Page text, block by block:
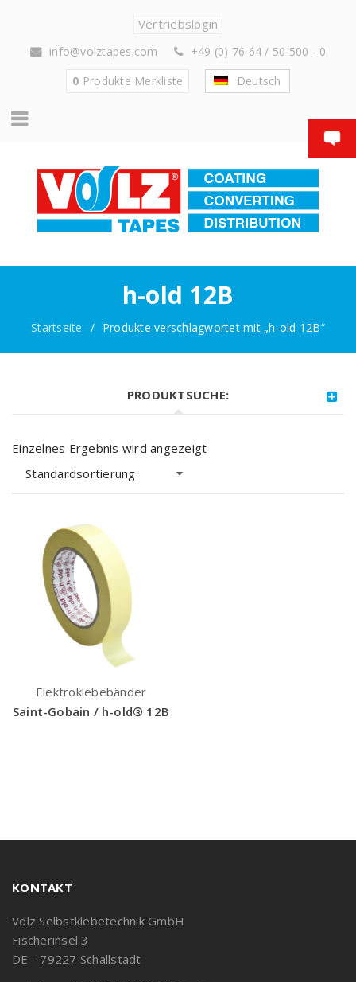
Vertriebslogin
info@volztapes.com
+49 (0) 76 64 / 50 500 - 0
0 Produkte Merkliste Deutsch
h-old 12B
Startseite / Produkte verschlagwortet mit „h-old 12B“
PRODUKTSUCHE:
Einzelnes Ergebnis wird angezeigt
Standardsortierung
Elektroklebebänder
Saint-Gobain / h-old® 12B
KONTAKT
Volz Selbstklebetechnik GmbH
Fischerinsel 3
DE - 79227 Schallstadt